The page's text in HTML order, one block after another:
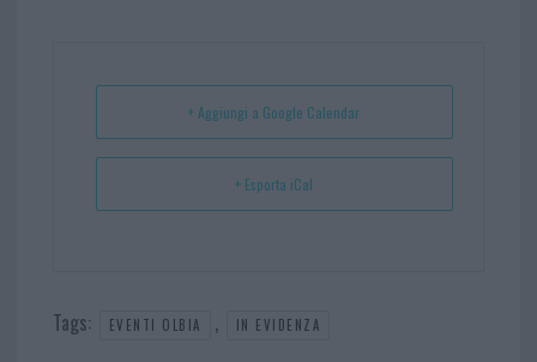
t p
+ Aggiungi a Google Calendar
+ Esporta iCal
Tags: EVENTI OLBIA , IN EVIDENZA